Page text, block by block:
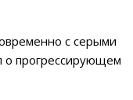
с серыми
о прогрессирующем